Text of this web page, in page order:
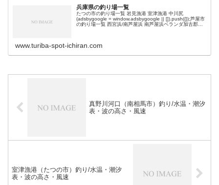
兵庫県の釣り場一覧
たつの市の釣り場一覧 岩見漁港 室津漁港 中川尻
(adsbygoogle = window.adsbygoogle || []).push({});芦屋市
の釣り場一覧 西宮浜/南芦屋浜 南芦屋浜ベランダ加古郡の
www.turiba-spot-ichiran.com
真野川河口（南相馬市）釣り/水温・潮汐
表・波の高さ・風速
室津漁港（たつの市）釣り/水温・潮汐
表・波の高さ・風速